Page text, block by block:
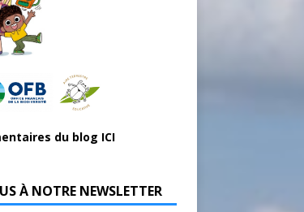
du blog ICI
À NOTRE NEWSLETTER